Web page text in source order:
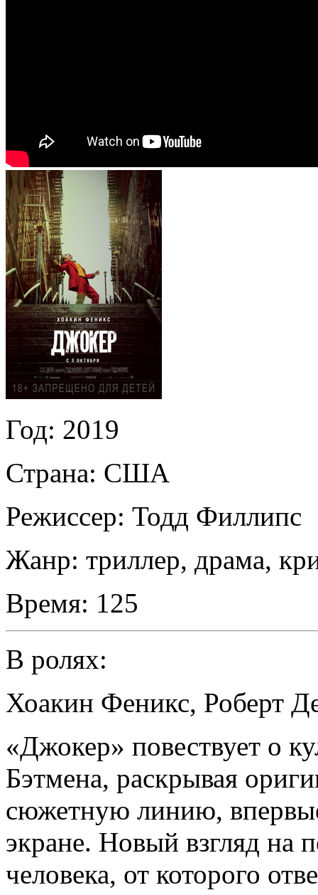
Год: 2019
Страна: США
Режиссер: Тодд Филлипс
Жанр: триллер, драма,
Время: 125
В ролях:
Хоакин Феникс, Роберт
«Джокер» повествует о
Бэтмена, раскрывая
сюжетную линию,
экране. Новый взгляд на
человека, от которого